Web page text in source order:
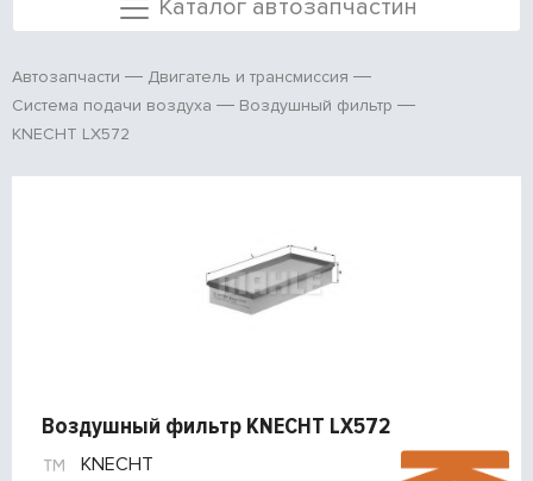
Каталог автозапчастин
Автозапчасти
Двигатель и трансмиссия
Система подачи воздуха
Воздушный фильтр
KNECHT LX572
Воздушный фильтр KNECHT LX572
KNECHT